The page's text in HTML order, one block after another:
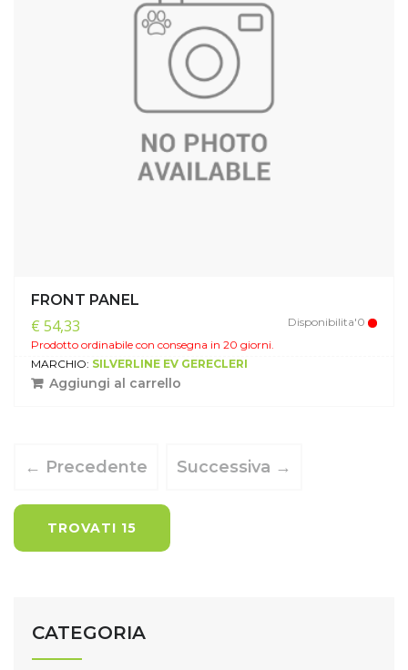
FRONT PANEL
€ 54,33
Disponibilita'0
Prodotto ordinabile con consegna in 20 giorni.
MARCHIO: SILVERLINE EV GERECLERI
Aggiungi al carrello
← Precedente Successiva →
TROVATI 15
CATEGORIA